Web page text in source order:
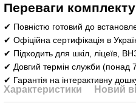
Переваги комплекту
✔ Повністю готовий до
✔ Офіційна сертифікація в
✔ Підходить для шкіл, ліцеїв,
✔ Довгий термін служби (понад 7
✔ Гарантія на інтерактивну
Характеристики Новий